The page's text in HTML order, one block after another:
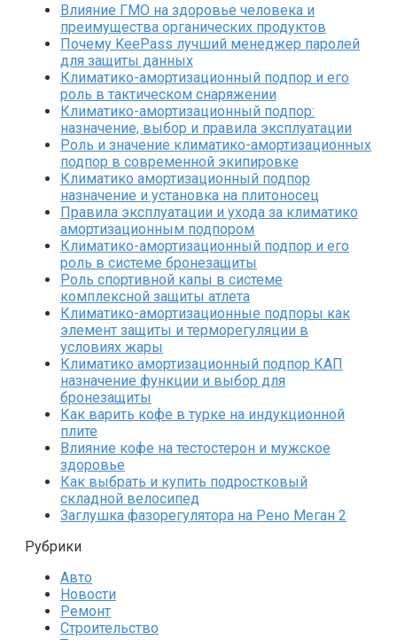
Влияние ГМО на здоровье человека и
преимущества органических продуктов
Почему KeePass лучший менеджер паролей
для защиты данных
Климатико-амортизационный подпор и его
роль в тактическом снаряжении
Климатико-амортизационный подпор:
назначение, выбор и правила эксплуатации
Роль и значение климатико-амортизационных
подпор в современной экипировке
Климатико амортизационный подпор
назначение и установка на плитоносец
Правила эксплуатации и ухода за климатико
амортизационным подпором
Климатико-амортизационный подпор и его
роль в системе бронезащиты
Роль спортивной капы в системе
комплексной защиты атлета
Климатико-амортизационные подпоры как
элемент защиты и терморегуляции в
условиях жары
Климатико амортизационный подпор КАП
назначение функции и выбор для
бронезащиты
Как варить кофе в турке на индукционной
плите
Влияние кофе на тестостерон и мужское
здоровье
Как выбрать и купить подростковый
складной велосипед
Заглушка фазорегулятора на Рено Меган 2
Рубрики
Авто
Новости
Ремонт
Строительство